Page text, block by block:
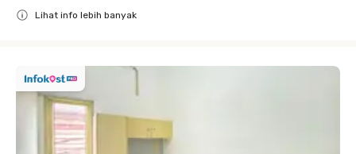
Lihat info lebih banyak